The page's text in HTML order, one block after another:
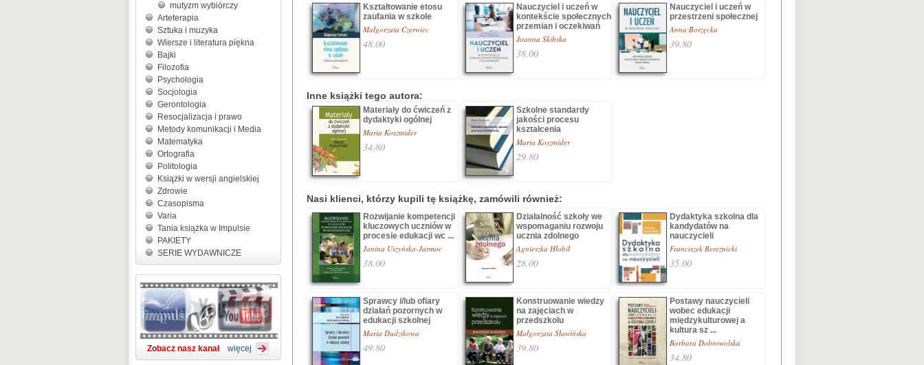
mutyzm wybiórczy
Arteterapia
Sztuka i muzyka
Wiersze i literatura piękna
Bajki
Filozofia
Psychologia
Socjologia
Gerontologia
Resocjalizacja i prawo
Metody komunikacji i Media
Matematyka
Ortografia
Politologia
Książki w wersji angielskiej
Zdrowie
Czasopisma
Varia
Tania książka w Impulsie
PAKIETY
SERIE WYDAWNICZE
Zobacz nasz kanał więcej
Kształtowanie etosu
zaufania w szkole
Małgorzata Czerwiec
48.00
Nauczyciel i uczeń w
kontekście społecznych
przemian i oczekiwań
Joanna Skibska
38.00
Nauczyciel i uczeń w
przestrzeni społecznej
Anna Borzęcka
39.80
Inne książki tego autora:
Materiały do ćwiczeń z
dydaktyki ogólnej
Maria Koszmider
34.80
Szkolne standardy
jakości procesu
kształcenia
Maria Koszmider
29.80
Nasi klienci, którzy kupili tę książkę, zamówili również:
Rozwijanie kompetencji
kluczowych uczniów w
procesie edukacji wc ...
Janina Uszyńska-Jarmoc
38.00
Działalność szkoły we
wspomaganiu rozwoju
ucznia zdolnego
Agnieszka Hłobił
28.00
Dydaktyka szkolna dla
kandydatów na
nauczycieli
Franciszek Bereźnicki
35.00
Sprawcy i/lub ofiary
działań pozornych w
edukacji szkolnej
Maria Dudzikowa
49.80
Konstruowanie wiedzy
na zajęciach w
przedszkolu
Małgorzata Sławińska
39.80
Postawy nauczycieli
wobec edukacji
międzykulturowej a
kultura sz ...
Barbara Dobrowolska
34.80